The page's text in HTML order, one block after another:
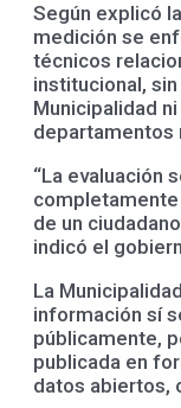
Según explicó
medición se
técnicos
institucional,
Municipalidad
departamentos
“La evaluación
completamente
de un
indicó el
La
información sí
públicamente,
publicada en
datos abiertos,